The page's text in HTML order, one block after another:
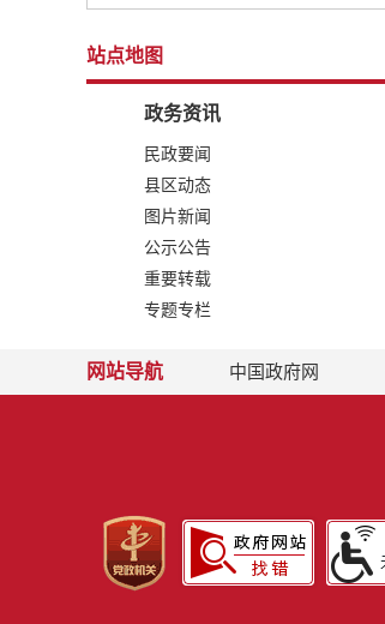
站点地图
政务资讯
民政要闻
县区动态
图片新闻
公示公告
重要转载
专题专栏
网站导航 中国政府网